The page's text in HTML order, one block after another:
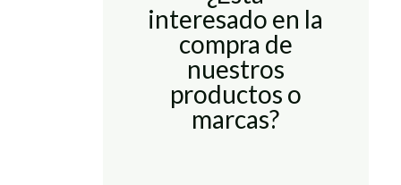
interesado en la
compra de
nuestros
productos o
marcas?